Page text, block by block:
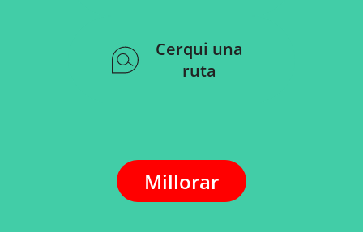
Cerqui una
ruta
Millorar